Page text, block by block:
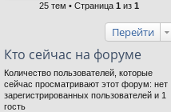
25 тем • Страница 1 из 1
Перейти
Кто сейчас на форуме
Количество пользователей, которые
сейчас просматривают этот форум: нет
зарегистрированных пользователей и 1
гость